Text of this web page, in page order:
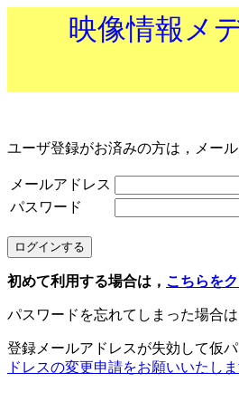
映像情報メ
ユーザ登録がお済みの方は，メー
メールアドレス
パスワード
初めて利用する場合は， こちらを
パスワードを忘れてしまった場合は
登録メールアドレスが失効して仮
ドレスの変更申請をお願いいたし